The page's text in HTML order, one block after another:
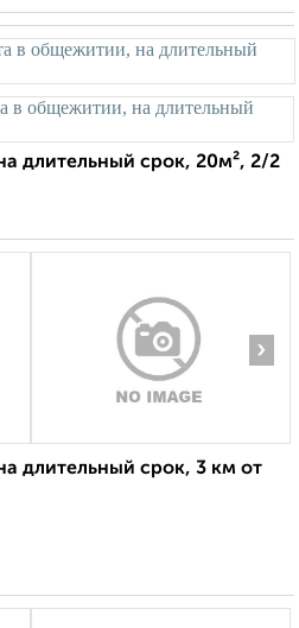
длительный срок, 20м², 2/2
›
длительный срок, 3 км от